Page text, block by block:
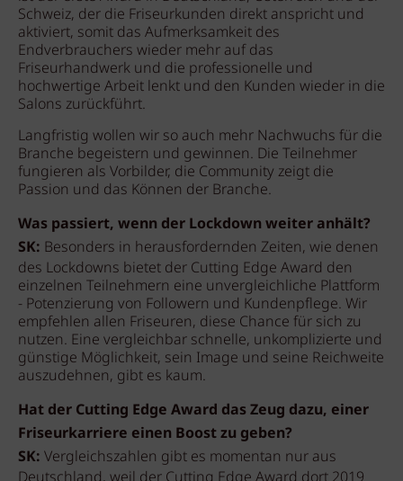
Schweiz, der die Friseurkunden direkt anspricht und
aktiviert, somit das Aufmerksamkeit des
Endverbrauchers wieder mehr auf das
Friseurhandwerk und die professionelle und
hochwertige Arbeit lenkt und den Kunden wieder in die
Salons zurückführt.
Langfristig wollen wir so auch mehr Nachwuchs für die
Branche begeistern und gewinnen. Die Teilnehmer
fungieren als Vorbilder, die Community zeigt die
Passion und das Können der Branche.
Was passiert, wenn der Lockdown weiter anhält?
SK: Besonders in herausfordernden Zeiten, wie denen
des Lockdowns bietet der Cutting Edge Award den
einzelnen Teilnehmern eine unvergleichliche Plattform
- Potenzierung von Followern und Kundenpflege. Wir
empfehlen allen Friseuren, diese Chance für sich zu
nutzen. Eine vergleichbar schnelle, unkomplizierte und
günstige Möglichkeit, sein Image und seine Reichweite
auszudehnen, gibt es kaum.
Hat der Cutting Edge Award das Zeug dazu, einer
Friseurkarriere einen Boost zu geben?
SK: Vergleichszahlen gibt es momentan nur aus